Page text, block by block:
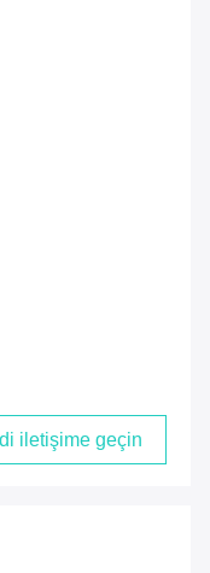
iletişime geçin